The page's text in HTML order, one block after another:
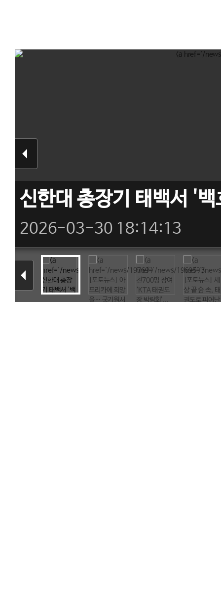
신한대 총장기 태백서 '
2026-03-30 18:14:13